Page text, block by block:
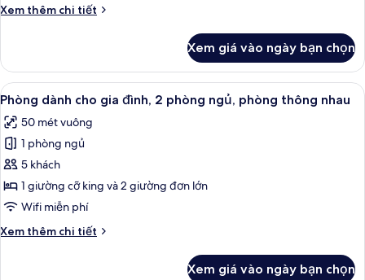
gia
Xem thêm chi tiết
Chi
Phòng
dành
gia
đình
Xem giá vào ngày bạn chọn
Xem
tất
cả
ảnh
Phòng
dành
cho
đình,
Bộ đồ giường cao cấp, minibar với
6
Phòng dành cho gia đình, 2 phòng ngủ, phòng thông nhau
50 mét vuông
1 phòng ngủ
5 khách
1 giường cỡ king và 2 giường đơn lớn
Wifi miễn phí
Xem thêm chi tiết
Chi
Xem giá vào ngày bạn chọn